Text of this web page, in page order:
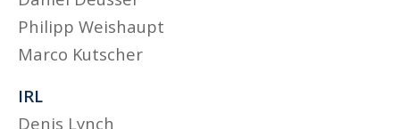
Philipp Weishaupt
Marco Kutscher
IRL
Denis Lynch